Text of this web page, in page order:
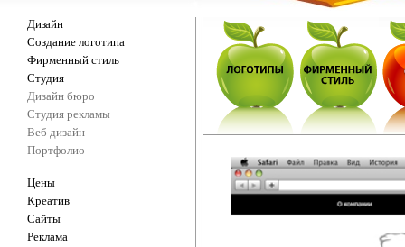
Дизайн
Создание логотипа
Фирменный стиль
Студия
Дизайн бюро
Студия рекламы
Веб дизайн
Портфолио
Цены
Креатив
Сайты
Реклама